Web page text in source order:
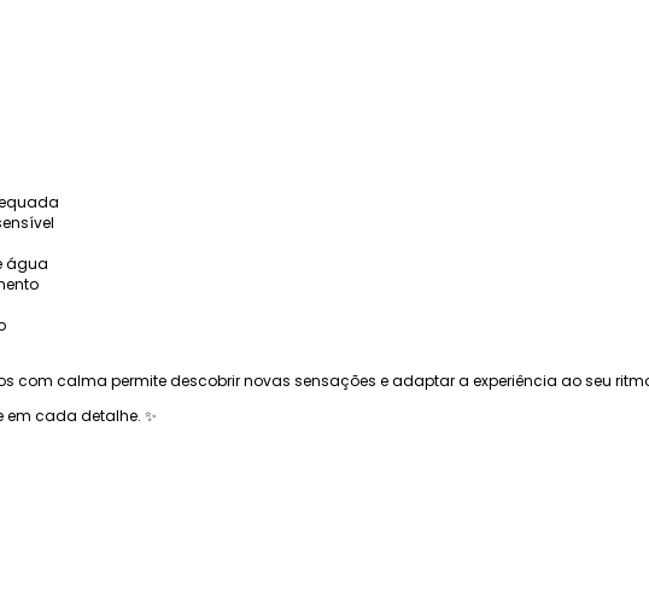
água
com calma permite descobrir novas sensações e adaptar a experiência ao seu
em cada detalhe. ✨